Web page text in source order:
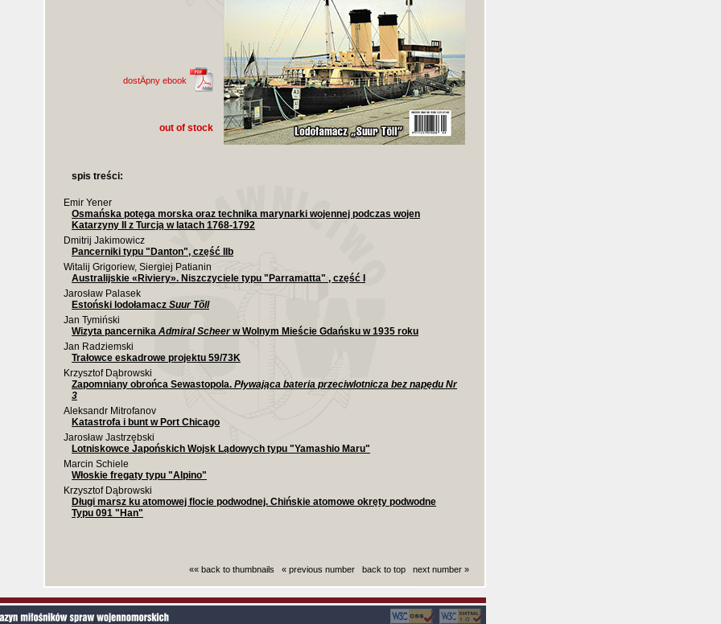
dostÄpny ebook
out of stock
spis treści:
Emir Yener
Osmańska potęga morska oraz technika marynarki wojennej podczas wojen
Katarzyny II z Turcją w latach 1768-1792
Dmitrij Jakimowicz
Pancerniki typu "Danton", część IIb
Witalij Grigoriew, Siergiej Patianin
Australijskie «Riviery». Niszczyciele typu "Parramatta" , część I
Jarosław Palasek
Estoński lodołamacz Suur Tõll
Jan Tymiński
Wizyta pancernika Admiral Scheerw Wolnym Mieście Gdańsku w 1935 roku
Jan Radziemski
Trałowce eskadrowe projektu 59/73K
Krzysztof Dąbrowski
Zapomniany obrońca Sewastopola. Pływająca bateria przeciwlotnicza bez napędu Nr
3
Aleksandr Mitrofanov
Katastrofa i bunt w Port Chicago
Jarosław Jastrzębski
Lotniskowce Japońskich Wojsk Lądowych typu "Yamashio Maru"
Marcin Schiele
Włoskie fregaty typu "Alpino"
Krzysztof Dąbrowski
Długi marsz ku atomowej flocie podwodnej. Chińskie atomowe okręty podwodne
Typu 091 "Han"
«« back to thumbnails « previous number back to top next number »